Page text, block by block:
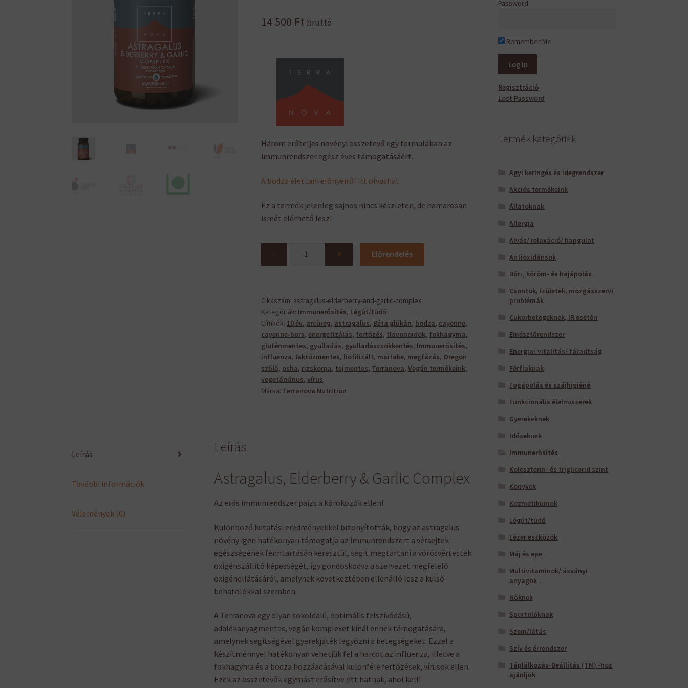
14 500 Ft bruttó
Három erőteljes növényi összetevő egy formulában az
immunrendszer egész éves támogatásáért.
A bodza élettani előnyeiről itt olvashat
Ez a termék jelenleg sajnos nincs készleten, de hamarosan
ismét elérhető lesz!
-
Complex
mennyiség
+ Előrendelés
Cikkszám: astragalus-elderberry-and-garlic-complex
Kategóriák: Immunerősítés, Légút/tüdő
Címkék: 10 év, arcüreg, astragalus, Béta glükán, bodza, cayenne,
cayenne-bors,energetizálás, fertőzés, flavonoidok, fokhagyma,
gluténmentes, gyulladás, gyulladáscsökkentés, Immunerősítés,
influenza, laktózmentes, liofilizált, maitake, megfázás, Oregon
szőlő, osha, rizskorpa, tejmentes, Terranova,Vegán termékeink,
vegetáriánus,vírus
Márka: Terranova Nutrition
Leírás
További információk
Vélemények (0)
Leírás
Astragalus, Elderberry & Garlic Complex
Az erős immunrendszer pajzs a kórokozók ellen!
Különböző kutatási eredményekkel bizonyították, hogy az astragalus
növény igen hatékonyan támogatja az immunrendszert a vérsejtek
egészségének fenntartásán keresztül, segít megtartani a vörösvértestek
oxigénszállító képességét, így gondoskodva a szervezet megfelelő
oxigénellátásáról, amelynek következtében ellenálló lesz a külső
behatolókkal szemben.
A Terranova egy olyan sokoldalú, optimális felszívódású,
adalékanyagmentes, vegán komplexet kínál ennek támogatására,
amelynek segítségével gyerekjáték legyőzni a betegségeket. Ezzel a
készítménnyel hatékonyan vehetjük fel a harcot az influenza, illetve a
fokhagyma és a bodza hozzáadásával különféle fertőzések, vírusok ellen.
Ezek az összetevők egymást erősítve ott hatnak, ahol kell!
Password
Remember Me
Regisztráció
Lost Password
Termék kategóriák
Agyi keringés és idegrendszer
Akciós termékeink
Állatoknak
Allergia
Alvás/ relaxáció/ hangulat
Antioxidánsok
Bőr-, köröm- és hajápolás
Csontok, ízületek, mozgásszervi
problémák
Cukorbetegeknek, IR esetén
Emésztőrendszer
Energia/ vitalitás/ fáradtság
Férfiaknak
Fogápolás és szájhigiéné
Funkcionális élelmiszerek
Gyerekeknek
Időseknek
Immunerősítés
Koleszterin- és triglicerid szint
Könyvek
Kozmetikumok
Légút/tüdő
Lézer eszközök
Máj és epe
Multivitaminok/ ásványi
anyagok
Nőknek
Sportolóknak
Szem/látás
Szív és érrendszer
Táplálkozás-Beállítás (TM) -hoz
ajánljuk